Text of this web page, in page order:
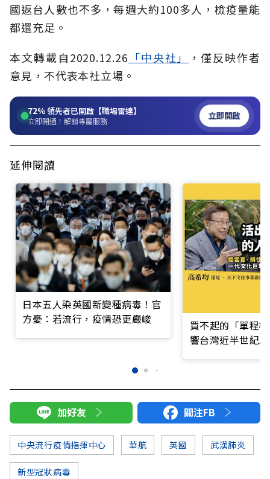
國返台人數也不多，每週大約100多人，檢疫量能
都還充足。
本文轉載自2020.12.26 「中央社 」
，僅反映作者
意見，不代表本社立場。
72%領先者已開啟【職場雷達】
立即開通！解鎖專屬服務 立即開啟
延伸閱讀
日本五人染英國新變種病毒！官
方憂：若流行，疫情恐更嚴峻
買不起的「單程
響台灣近半世紀
加好友 關注FB
中央流行疫情指揮中心 華航 英國 武漢肺炎
新型冠狀病毒